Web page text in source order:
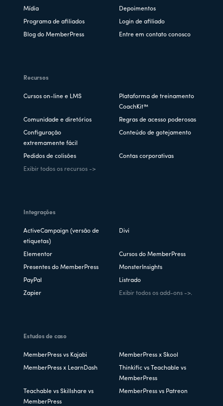
Mídia Depoimentos
Programa de afiliados Login de afiliado
Blog do MemberPress Entre em contato conosco
Recursos
Cursos on-line e LMS
Plataforma de treinamento
CoachKit™
Comunidade e diretórios Regras de acesso poderosas
Configuração
extremamente fácil
Conteúdo de gotejamento
Pedidos de colisões Contas corporativas
Exibir todos os recursos ->
Integrações
ActiveCampaign (versão de
etiquetas)
Divi
Elementor Cursos do MemberPress
Presentes do MemberPress MonsterInsights
PayPal Listrado
Zapier Exibir todos os add-ons ->.
Estudos de caso
MemberPress vs Kajabi MemberPress x Skool
MemberPress x LearnDash
Thinkific vs Teachable vs
MemberPress
Teachable vs Skillshare vs
MemberPress
MemberPress vs Patreon